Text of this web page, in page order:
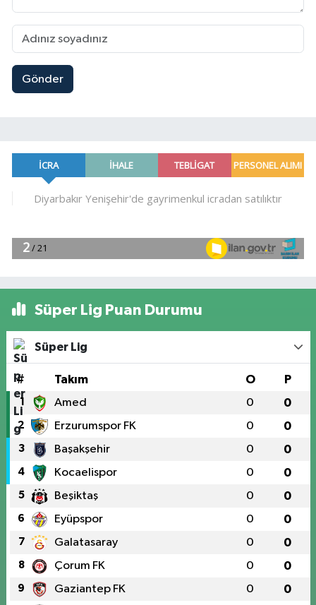
Gönder
Süper Lig Puan Durumu
Süper Lig
# Takım O P
1 Amed 0 0
2 Erzurumspor FK 0 0
3 Başakşehir 0 0
4 Kocaelispor 0 0
5 Beşiktaş 0 0
6 Eyüpspor 0 0
7 Galatasaray 0 0
8 Çorum FK 0 0
9 Gaziantep FK 0 0